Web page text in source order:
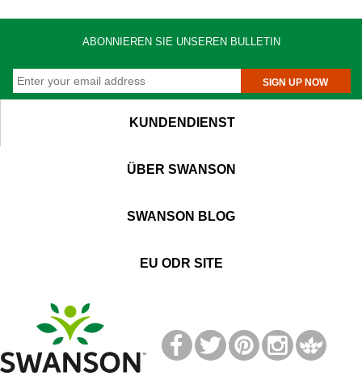
ABONNIEREN SIE UNSEREN BULLETIN
SIGN UP NOW
KUNDENDIENST
ÜBER SWANSON
SWANSON BLOG
EU ODR SITE
TM